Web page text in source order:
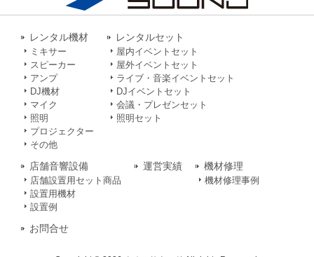
レンタル機材
ミキサー
スピーカー
アンプ
DJ機材
マイク
照明
プロジェクター
その他
レンタルセット
屋内イベントセット
屋外イベントセット
ライブ・音楽イベントセット
DJイベントセット
会議・プレゼンセット
照明セット
店舗音響設備
店舗設置用セット商品
設置用機材
設置例
運営実績
機材修理
機材修理事例
お問合せ